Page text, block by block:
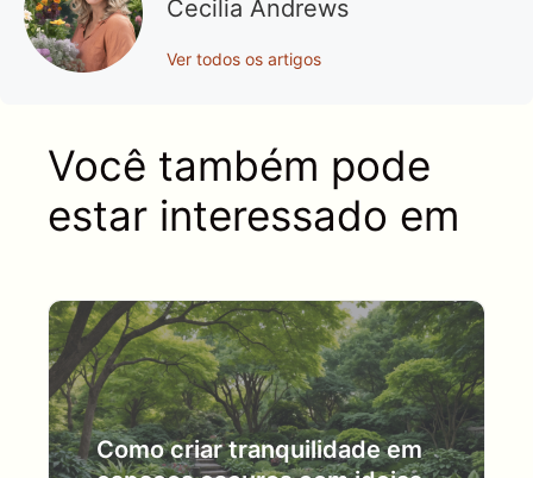
Cecilia Andrews
Ver todos os artigos
Você também pode
estar interessado em
Como criar tranquilidade em